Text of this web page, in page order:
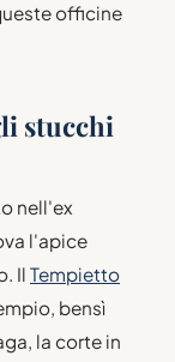
officine
stucchi
nell'ex
l'apice
Il Tempietto
bensì
la corte in